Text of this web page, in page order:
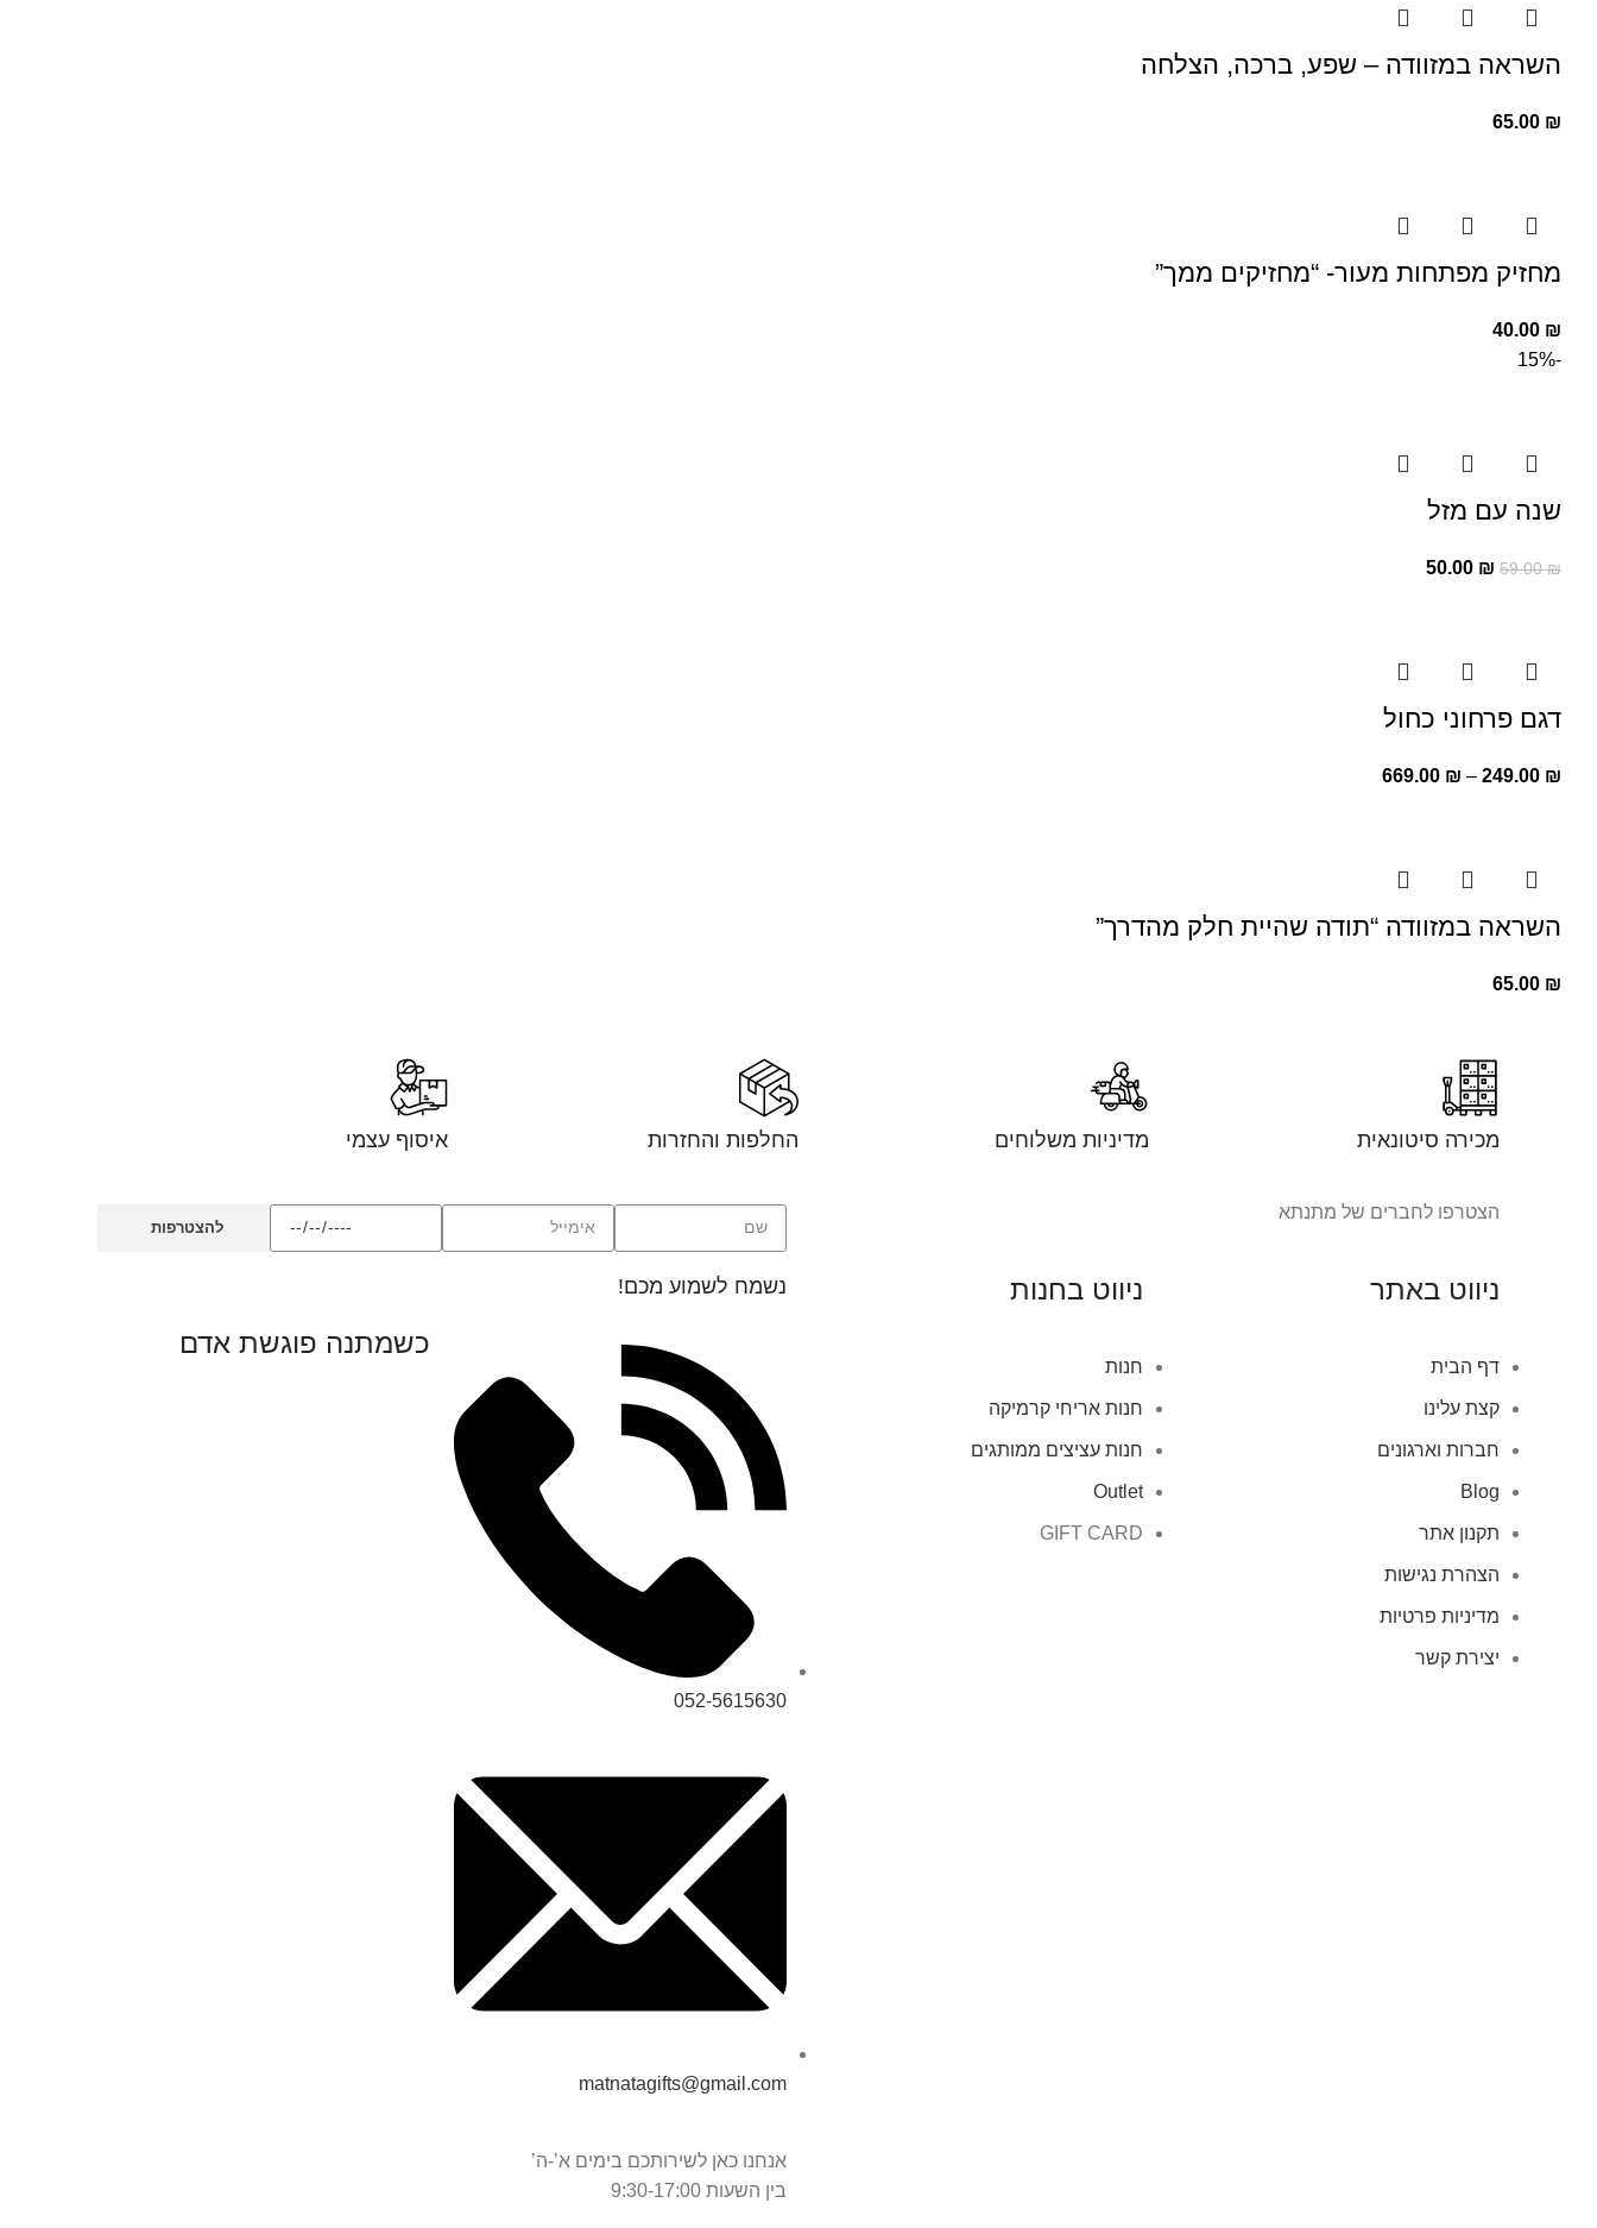
השראה במזוודה – שפע, ברכה, הצלחה
65.00 ₪
מחזיק מפתחות מעור- “מחזיקים ממך”
40.00 ₪
-15%
שנה עם מזל
59.00₪
50.00 ₪
דגם פרחוני כחול
249.00 ₪
–
669.00 ₪
השראה במזוודה “תודה שהיית חלק מהדרך”
65.00 ₪
מכירה סיטונאית מדיניות משלוחים החלפות והחזרות איסוף עצמי
הצטרפו לחברים של מתנתא
להצטרפות
ניווט באתר
דף הבית
קצת עלינו
חברות וארגונים
Blog
תקנון אתר
הצהרת נגישות
מדיניות פרטיות
יצירת קשר
ניווט בחנות
חנות
חנות אריחי קרמיקה
חנות עציצים ממותגים
Outlet
GIFT CARD
נשמח לשמוע מכם!
052-5615630
matnatagifts@gmail.com
אנחנו כאן לשירותכם בימים א’-ה’
בין השעות 9:30-17:00
כשמתנה פוגשת אדם